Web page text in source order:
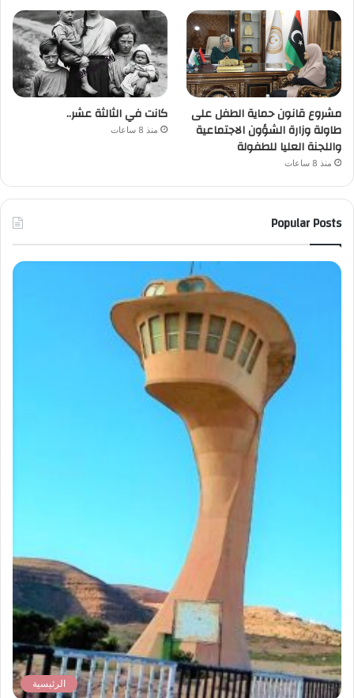
مشروع قانون حماية الطفل على
طاولة وزارة الشؤون الاجتماعية
واللجنة العليا للطفولة
منذ 8 ساعات
كانت في الثالثة عشر..
منذ 8 ساعات
Popular Posts
الرئيسية